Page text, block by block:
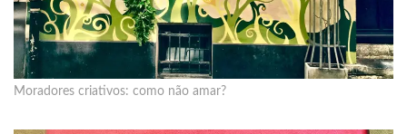
Moradores criativos: como não amar?